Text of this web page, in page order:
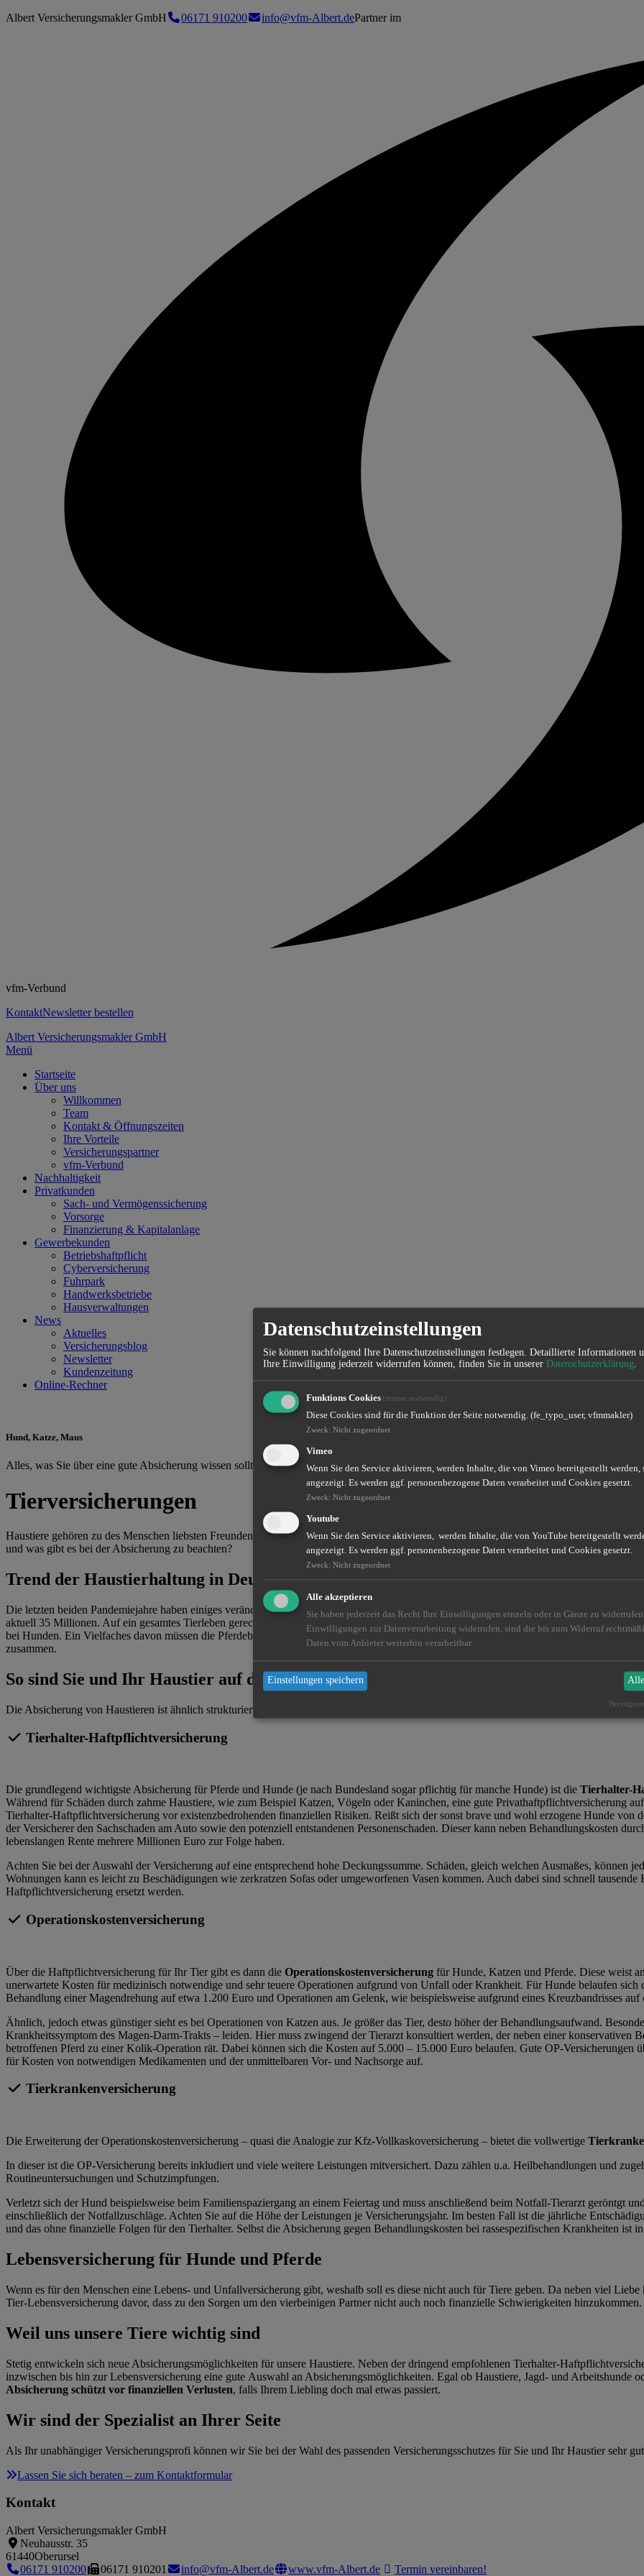
Albert Versicherungsmakler GmbH 06171 910200 info@vfm-Albert.dePartner im
vfm-Verbund
KontaktNewsletter bestellen
Albert Versicherungsmakler GmbH
Menü
Startseite
Über uns
Willkommen
Team
Kontakt & Öffnungszeiten
Ihre Vorteile
Versicherungspartner
vfm-Verbund
Nachhaltigkeit
Privatkunden
Sach- und Vermögenssicherung
Vorsorge
Finanzierung & Kapitalanlage
Gewerbekunden
Betriebshaftpflicht
Cyberversicherung
Fuhrpark
Handwerksbetriebe
Hausverwaltungen
News
Aktuelles
Versicherungsblog
Newsletter
Kundenzeitung
Online-Rechner
Hund, Katze, Maus
Alles, was Sie über eine gute Absicherung wissen sollten
Tierversicherungen
Haustiere gehören zu des Menschen liebsten Freunden. Deshalb sollten nicht nur Besitzer, sondern auch deren Haustiere im Alltag
und was gibt es bei der Absicherung zu beachten?
Trend der Haustierhaltung in Deutschland
Die letzten beiden Pandemiejahre haben einiges verändert. Mehr Home-Office und andauernder Lockdown bewegte viele Menschen zur
aktuell 35 Millionen. Auf ein gesamtes Tierleben gerechnet, belaufen sich die durchschnittlichen Kosten für Anschaffung, Unterhalt und
bei Hunden. Ein Vielfaches davon müssen die Pferdebesitzer in Deutschland für ein gesamtes Pferdeleben berappeln. Schätzungen
zusammen.
So sind Sie und Ihr Haustier auf der sicheren Seite
Die Absicherung von Haustieren ist ähnlich strukturiert wie die Kfz-Versicherung. Es werden
Tierhalter-Haftpflichtversicherung
Die grundlegend wichtigste Absicherung für Pferde und Hunde (je nach Bundesland sogar pflichtig für manche Hunde) ist die Tierhalter-
Während für Schäden durch zahme Haustiere, wie zum Beispiel Katzen, Vögeln oder Kaninchen, eine gute Privathaftpflichtversicherung
Tierhalter-Haftpflichtversicherung vor existenzbedrohenden finanziellen Risiken. Reißt sich der sonst brave und wohl erzogene Hunde
der Versicherer den Sachschaden am Auto sowie den potenziell entstandenen Personenschaden. Dieser kann neben Behandlungskosten
lebenslangen Rente mehrere Millionen Euro zur Folge haben.
Achten Sie bei der Auswahl der Versicherung auf eine entsprechend hohe Deckungssumme. Schäden, gleich welchen Ausmaßes, können
Wohnungen kann es leicht zu Beschädigungen wie zerkratzen Sofas oder umgeworfenen Vasen kommen. Auch dabei sind schnell
Haftpflichtversicherung ersetzt werden.
Operationskostenversicherung
Über die Haftpflichtversicherung für Ihr Tier gibt es dann die Operationskostenversicherung für Hunde, Katzen und Pferde. Diese weist
unerwartete Kosten für medizinisch notwendige und sehr teuere Operationen aufgrund von Unfall oder Krankheit. Für Hunde belaufen
Behandlung einer Magendrehung auf etwa 1.200 Euro und Operationen am Gelenk, wie beispielsweise aufgrund eines Kreuzbandrisses auf
Ähnlich, jedoch etwas günstiger sieht es bei Operationen von Katzen aus. Je größer das Tier, desto höher der Behandlungsaufwand.
Krankheitssymptom des Magen-Darm-Trakts – leiden. Hier muss zwingend der Tierarzt konsultiert werden, der neben einer konservativen
betroffenen Pferd zu einer Kolik-Operation rät. Dabei können sich die Kosten auf 5.000 – 15.000 Euro belaufen. Gute OP-Versicherungen
für Kosten von notwendigen Medikamenten und der unmittelbaren Vor- und Nachsorge auf.
Tierkrankenversicherung
Die Erweiterung der Operationskostenversicherung – quasi die Analogie zur Kfz-Vollkaskoversicherung – bietet die vollwertige
In dieser ist die OP-Versicherung bereits inkludiert und viele weitere Leistungen mitversichert. Dazu zählen u.a. Heilbehandlungen und
Routineuntersuchungen und Schutzimpfungen.
Verletzt sich der Hund beispielsweise beim Familienspaziergang an einem Feiertag und muss anschließend beim Notfall-Tierarzt geröntgt
einschließlich der Notfallzuschläge. Achten Sie auf die Höhe der Leistungen je Versicherungsjahr. Im besten Fall ist die jährliche
und das ohne finanzielle Folgen für den Tierhalter. Selbst die Absicherung gegen Behandlungskosten bei rassespezifischen Krankheiten ist
Lebensversicherung für Hunde und Pferde
Wenn es für den Menschen eine Lebens- und Unfallversicherung gibt, weshalb soll es diese nicht auch für Tiere geben. Da neben viel
Tier-Lebensversicherung davor, dass zu den Sorgen um den vierbeinigen Partner nicht auch noch finanzielle Schwierigkeiten hinzukommen.
Weil uns unsere Tiere wichtig sind
Stetig entwickeln sich neue Absicherungsmöglichkeiten für unsere Haustiere. Neben der dringend empfohlenen Tierhalter-
inzwischen bis hin zur Lebensversicherung eine gute Auswahl an Absicherungsmöglichkeiten. Egal ob Haustiere, Jagd- und Arbeitshunde
Absicherung schützt vor finanziellen Verlusten, falls Ihrem Liebling doch mal etwas passiert.
Wir sind der Spezialist an Ihrer Seite
Als Ihr unabhängiger Versicherungsprofi können wir Sie bei der Wahl des passenden Versicherungsschutzes für Sie und Ihr Haustier sehr
Lassen Sie sich beraten – zum Kontaktformular
Kontakt
Albert Versicherungsmakler GmbH
Neuhausstr. 35
61440Oberursel
06171 910200
06171 910201 info@vfm-Albert.de www.vfm-Albert.de Termin vereinbaren!
Datenschutzeinstellungen
Sie können nachfolgend Ihre Datenschutzeinstellungen festlegen. Detaillierte Informationen
Ihre Einwilligung jederzeit widerrufen können, finden Sie in unserer Datenschutzerklärung.
Funktions Cookies (immer notwendig)
Diese Cookies sind für die Funktion der Seite notwendig. (fe_typo_user, vfmmakler)
Zweck: Nicht zugeordnet
Vimeo
Wenn Sie den Service aktivieren, werden Inhalte, die von Vimeo bereitgestellt werden,
angezeigt. Es werden ggf. personenbezogene Daten verarbeitet und Cookies gesetzt.
Zweck: Nicht zugeordnet
Youtube
Wenn Sie den Service aktivieren, werden Inhalte, die von YouTube bereitgestellt
angezeigt. Es werden ggf. personenbezogene Daten verarbeitet und Cookies gesetzt.
Zweck: Nicht zugeordnet
Alle akzeptieren
Sie haben jederzeit das Recht Ihre Einwilligungen einzeln oder in Gänze zu
Einwilligungen zur Datenverarbeitung widerrufen, sind die bis zum Widerruf
Daten vom Anbieter weiterhin verarbeitbar.
Einstellungen speichern